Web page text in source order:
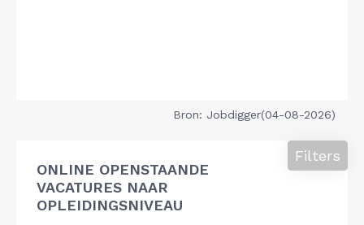
Bron: Jobdigger(04-08-2026)
ONLINE OPENSTAANDE
VACATURES NAAR
OPLEIDINGSNIVEAU
Filters